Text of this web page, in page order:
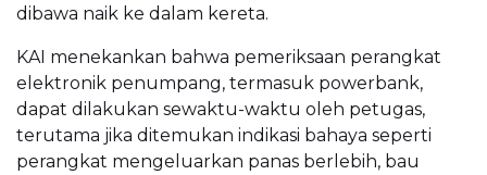
dibawa naik ke dalam kereta.
KAI menekankan bahwa pemeriksaan perangkat
elektronik penumpang, termasuk powerbank,
dapat dilakukan sewaktu-waktu oleh petugas,
terutama jika ditemukan indikasi bahaya seperti
perangkat mengeluarkan panas berlebih, bau